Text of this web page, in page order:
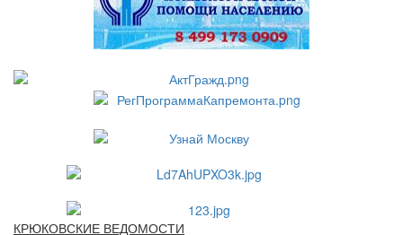
КРЮКОВСКИЕ ВЕДОМОСТИ